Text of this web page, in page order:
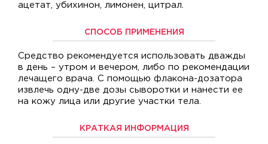
ацетат, убихинон, лимонен, цитрал.
СПОСОБ ПРИМЕНЕНИЯ
Средство рекомендуется использовать дважды
в день – утром и вечером, либо по рекомендации
лечащего врача. С помощью флакона-дозатора
извлечь одну-две дозы сыворотки и нанести ее
на кожу лица или другие участки тела.
КРАТКАЯ ИНФОРМАЦИЯ